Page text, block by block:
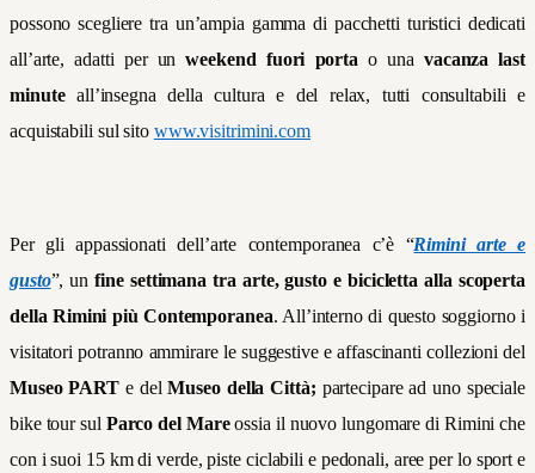
possono scegliere tra un’ampia gamma di pacchetti turistici dedicati
all’arte, adatti per unweekend fuori porta o una vacanza last
minuteall’insegna della cultura e del relax, tutti consultabili e
acquistabili sul sito www.visitrimini.com
Per gli appassionati dell’arte contemporanea c’è “Rimini arte e
gusto”, unfine settimana tra arte, gusto e bicicletta alla scoperta
della Rimini più Contemporanea. All’interno di questo soggiorno i
visitatori potranno ammirare le suggestive e affascinanti collezioni del
Museo PART e delMuseo della Città; partecipare ad uno speciale
bike tour sul Parco del Mareossia il nuovo lungomare di Rimini che
con i suoi 15 km di verde, piste ciclabili e pedonali, aree per lo sport e